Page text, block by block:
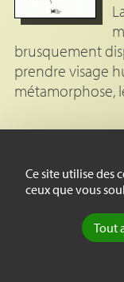
Ce site utilise des
ceux que vous
Tout
brusquement
prendre visage
métamorphose,
Un comportement